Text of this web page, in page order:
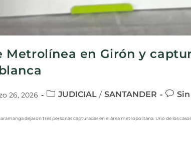
Metrolínea en Girón y
26, 2026 JUDICIAL / SANTANDER
dejaron tres personas capturadas en el área metropolitana. Uno de los